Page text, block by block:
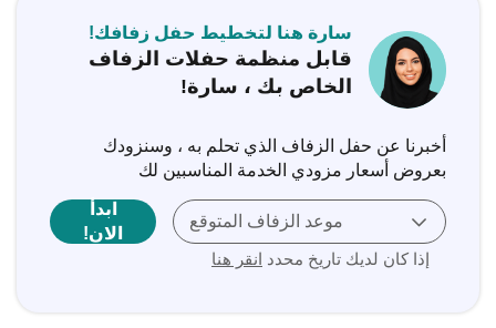
سارة هنا لتخطيط حفل زفافك!
قابل منظمة حفلات الزفاف
الخاص بك ، سارة!
أخبرنا عن حفل الزفاف الذي تحلم به ، وسنزودك
بعروض أسعار مزودي الخدمة المناسبين لك
موعد الزفاف المتوقع
إذا كان لديك تاريخ محدد انقر هنا
ابدأ
الان!